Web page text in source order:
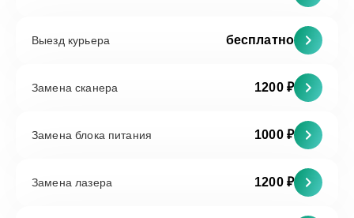
Выезд курьера бесплатно
Замена сканера 1200 ₽
Замена блока питания 1000 ₽
Замена лазера 1200 ₽